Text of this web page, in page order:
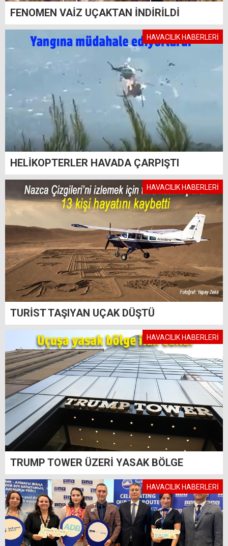
FENOMEN VAİZ UÇAKTAN İNDİRİLDİ
HAVACILIK HABERLERİ
HELİKOPTERLER HAVADA ÇARPIŞTI
HAVACILIK HABERLERİ
TURİST TAŞIYAN UÇAK DÜŞTÜ
HAVACILIK HABERLERİ
TRUMP TOWER ÜZERİ YASAK BÖLGE
HAVACILIK HABERLERİ